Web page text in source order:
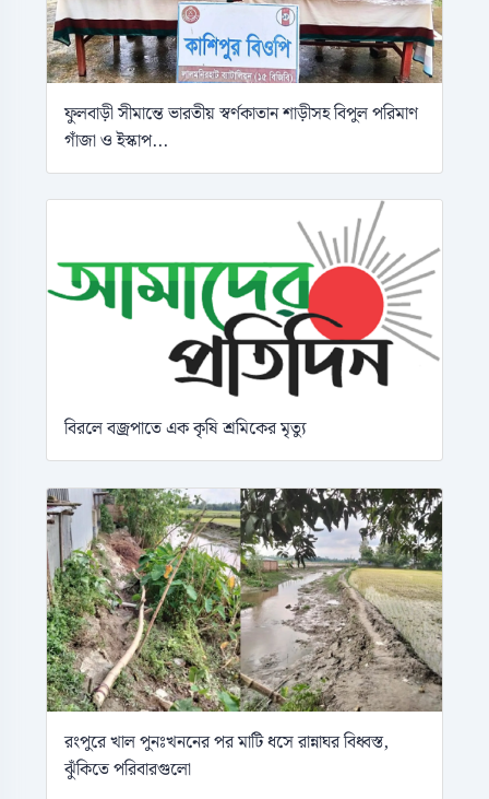
ফুলবাড়ী সীমান্তে ভারতীয় স্বর্ণকাতান শাড়ীসহ বিপুল পরিমাণ
গাঁজা ও ইস্কাপ...
বিরলে বজ্রপাতে এক কৃষি শ্রমিকের মৃত্যু
রংপুরে খাল পুনঃখননের পর মাটি ধসে রান্নাঘর বিধ্বস্ত,
ঝুঁকিতে পরিবারগুলো